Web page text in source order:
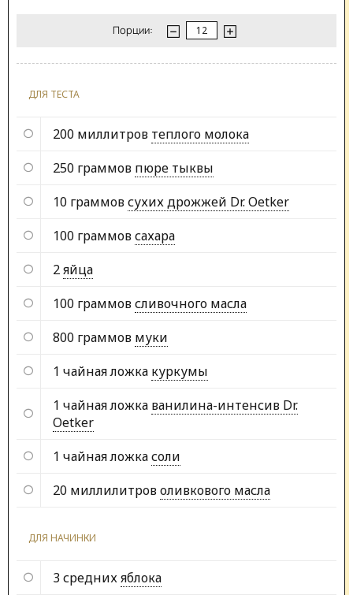
Порции:
ДЛЯ ТЕСТА
200 миллитров теплого молока
250 граммов пюре тыквы
10 граммовсухих дрожжей Dr. Oetker
100 граммовсахара
2яйца
100 граммовсливочного масла
800 граммов муки
1 чайная ложка куркумы
1 чайная ложка ванилина-интенсив Dr.
Oetker
1 чайная ложкасоли
20 миллилитроволивкового масла
ДЛЯ НАЧИНКИ
3 среднихяблока